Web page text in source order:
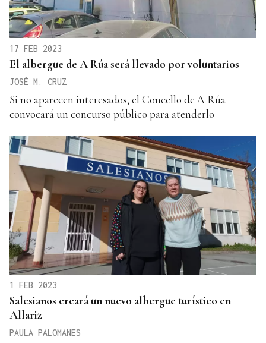
17 FEB 2023
El albergue de A Rúa será llevado por voluntarios
JOSÉ M. CRUZ
Si no aparecen interesados, el Concello de A Rúa
convocará un concurso público para atenderlo
1 FEB 2023
Salesianos creará un nuevo albergue turístico en
Allariz
PAULA PALOMANES